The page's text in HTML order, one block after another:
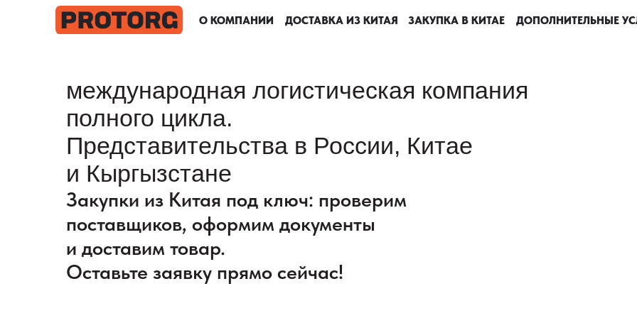
ДОПОЛНИТЕЛЬНЫЕ
О КОМПАНИИ ДОСТАВКА ИЗ КИТАЯ ЗАКУПКА В КИТАЕ ДОПОЛНИТЕЛЬНЫЕ
О КОМПАНИИ ДОСТАВКА ИЗ КИТАЯ ЗАКУПКА В КИТАЕ
международная логистическая компания
полного цикла.
Представительства в России, Китае
и Кыргызстане
Закупки из Китая под ключ: проверим
поставщиков, оформим документы
и доставим товар.
Оставьте заявку прямо сейчас!
ДОПОЛНИТЕЛЬНЫЕ
О КОМПАНИИ ДОСТАВКА ИЗ КИТАЯ ЗАКУПКА В КИТАЕ ДОПОЛНИТЕЛЬНЫЕ
О КОМПАНИИ ДОСТАВКА ИЗ КИТАЯ ЗАКУПКА В КИТАЕ